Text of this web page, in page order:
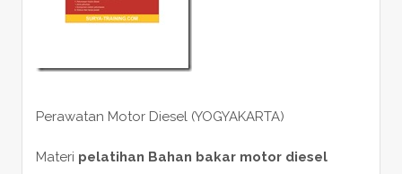
Perawatan Motor Diesel (YOGYAKARTA)
Materi pelatihan Bahan bakar motor diesel